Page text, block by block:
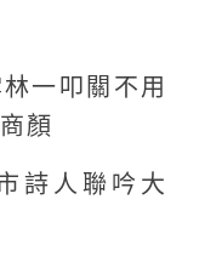
一叩關不用
顏
詩人聯吟大